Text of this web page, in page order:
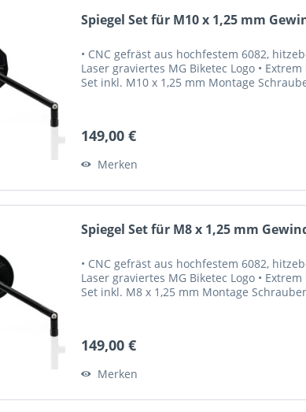
Spiegel Set für M10 x 1,25 mm
• CNC gefräst aus hochfestem 6082,
Laser graviertes MG Biketec Logo •
Set inkl. M10 x 1,25 mm Montage
149,00 €
Merken
Spiegel Set für M8 x 1,25 mm
• CNC gefräst aus hochfestem 6082,
Laser graviertes MG Biketec Logo •
Set inkl. M8 x 1,25 mm Montage
149,00 €
Merken